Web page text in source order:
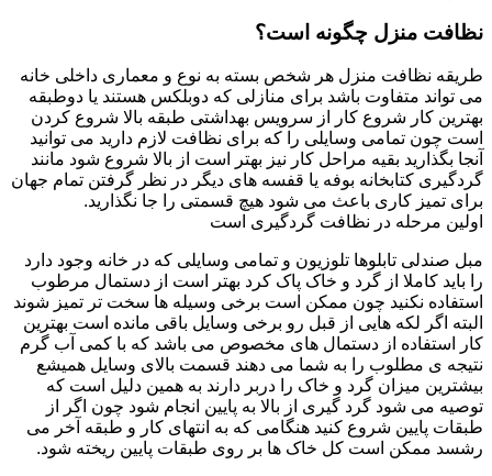
نظافت منزل چگونه است؟
طریقه نظافت منزل هر شخص بسته به نوع و معماری داخلی خانه
می تواند متفاوت باشد برای منازلی که دوبلکس هستند یا دوطبقه
بهترین کار شروع کار از سرویس بهداشتی طبقه بالا شروع کردن
است چون تمامی وسایلی را که برای نظافت لازم دارید می توانید
آنجا بگذارید بقیه مراحل کار نیز بهتر است از بالا شروع شود مانند
گردگیری کتابخانه بوفه یا قفسه های دیگر در نظر گرفتن تمام جهان
برای تمیز کاری باعث می شود هیچ قسمتی را جا نگذارید.
اولین مرحله در نظافت گردگیری است
مبل صندلی تابلوها تلوزیون و تمامی وسایلی که در خانه وجود دارد
را باید کاملا از گرد و خاک پاک کرد بهتر است از دستمال مرطوب
استفاده نکنید چون ممکن است برخی وسیله ها سخت تر تمیز شوند
البته اگر لکه هایی از قبل رو برخی وسایل باقی مانده است بهترین
کار استفاده از دستمال های مخصوص می باشد که با کمی آب گرم
نتیجه ی مطلوب را به شما می دهند قسمت بالای وسایل همیشع
بیشترین میزان گرد و خاک را دربر دارند به همین دلیل است که
توصیه می شود گرد گیری از بالا به پایین انجام شود چون اگر از
طبقات پایین شروع کنید هنگامی که به انتهای کار و طبقه آخر می
رشسد ممکن است کل خاک ها بر روی طبقات پایین ریخته شود.